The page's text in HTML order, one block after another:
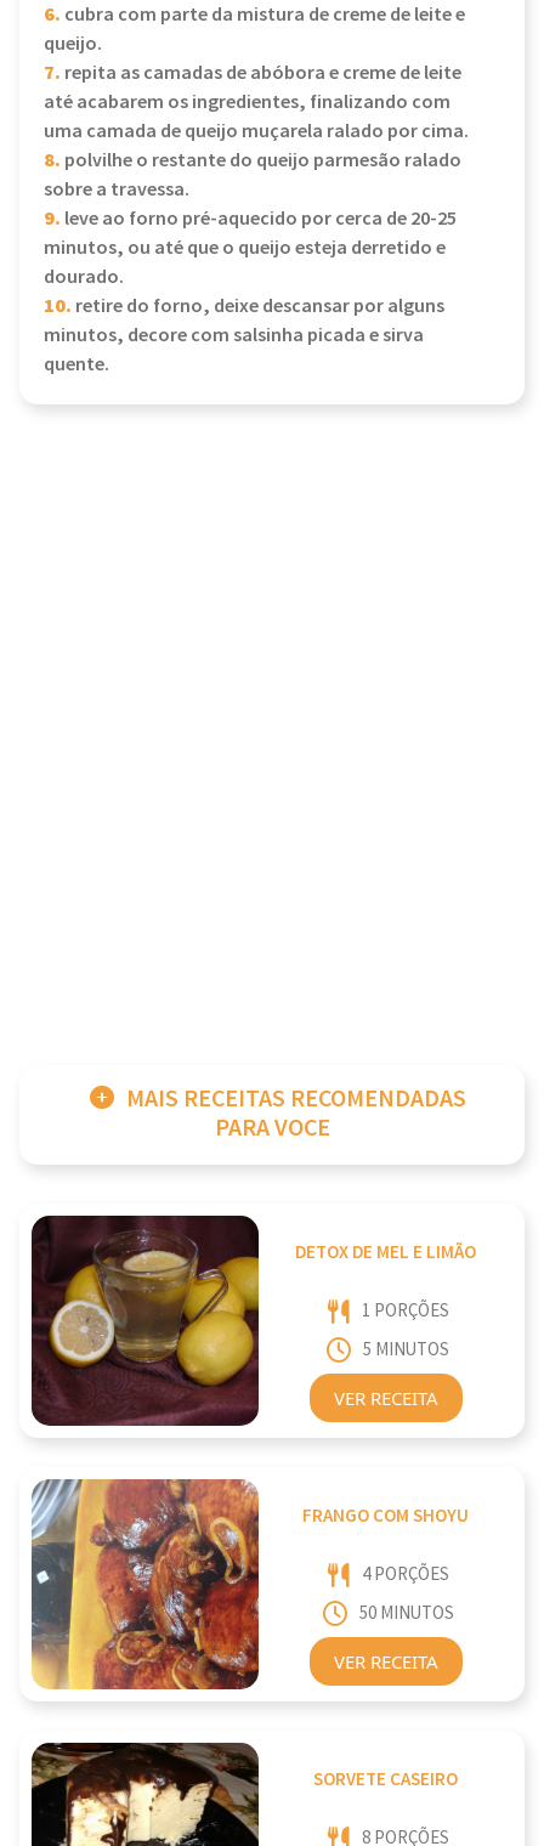
6. cubra com parte da mistura de creme de leite e
queijo.
7. repita as camadas de abóbora e creme de leite
até acabarem os ingredientes, finalizando com
uma camada de queijo muçarela ralado por cima.
8. polvilhe o restante do queijo parmesão ralado
sobre a travessa.
9. leve ao forno pré-aquecido por cerca de 20-25
minutos, ou até que o queijo esteja derretido e
dourado.
10. retire do forno, deixe descansar por alguns
minutos, decore com salsinha picada e sirva
quente.
MAIS RECEITAS RECOMENDADAS
PARA VOCE
DETOX DE MEL E LIMÃO
1 PORÇÕES
5 MINUTOS
VER RECEITA
FRANGO COM SHOYU
4 PORÇÕES
50 MINUTOS
VER RECEITA
SORVETE CASEIRO
8 PORÇÕES